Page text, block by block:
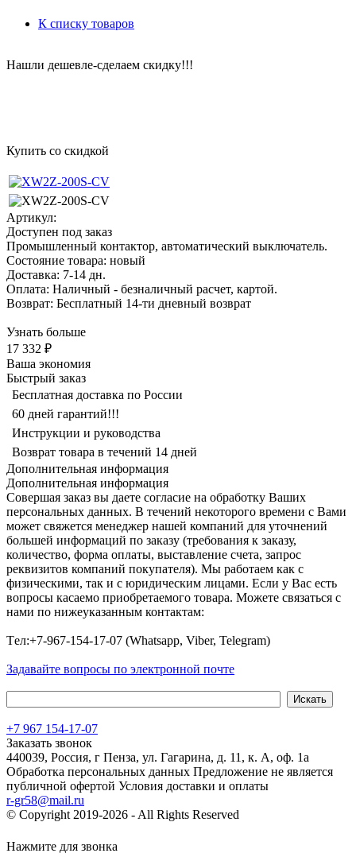
К списку товаров
Нашли дешевле-сделаем скидку!!!
Купить со скидкой
Артикул:
Доступен под заказ
Промышленный контактор, автоматический выключатель.
Состояние товара: новый
Доставка: 7-14 дн.
Оплата: Наличный - безналичный расчет, картой.
Возврат: Бесплатный 14-ти дневный возврат
Узнать больше
17 332 ₽
Ваша экономия
Быстрый заказ
Бесплатная доставка по России
60 дней гарантий!!!
Инструкции и руководства
Возврат товара в течений 14 дней
Дополнительная информация
Дополнительная информация
Совершая заказ вы даете согласие на обработку Ваших
персональных данных. В течений некоторого времени с Вами
может свяжется менеджер нашей компаний для уточнений
большей информаций по заказу (требования к заказу,
количество, форма оплаты, выставление счета, запрос
реквизитов компаний покупателя). Мы работаем как с
физическими, так и с юридическим лицами. Если у Вас есть
вопросы касаемо приобретаемого товара. Можете связаться с
нами по нижеуказанным контактам:
Tел:+7-967-154-17-07 (Whatsapp, Viber, Telegram)
Задавайте вопросы по электронной почте
+7 967 154-17-07
Заказать звонок
440039, Россия, г Пенза, ул. Гагарина, д. 11, к. А, оф. 1а
Обработка персональных данных Предложение не является
публичной офертой Условия доставки и оплаты
r-gr58@mail.ru
© Copyright 2019-2026 - All Rights Reserved
Нажмите для звонка